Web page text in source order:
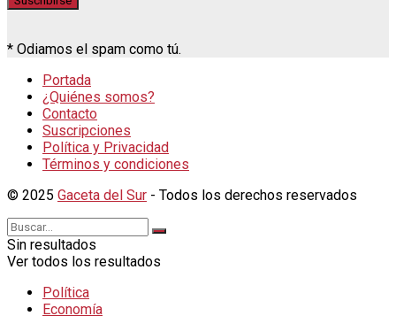
* Odiamos el spam como tú.
Portada
¿Quiénes somos?
Contacto
Suscripciones
Política y Privacidad
Términos y condiciones
© 2025 Gaceta del Sur - Todos los derechos reservados
Sin resultados
Ver todos los resultados
Política
Economía